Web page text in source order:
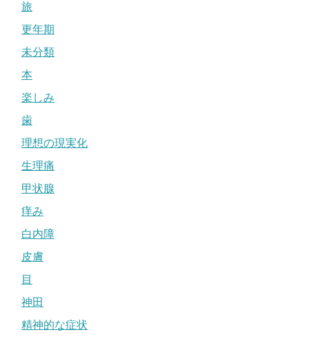
旅
更年期
未分類
本
楽しみ
歯
理想の現実化
生理痛
甲状腺
痒み
白内障
皮膚
目
神田
精神的な症状